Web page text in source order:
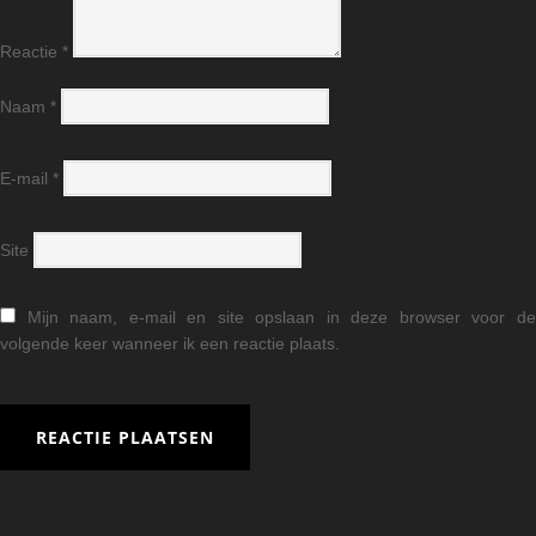
Reactie *
Naam *
E-mail *
Site
Mijn naam, e-mail en site opslaan in deze browser voor de
volgende keer wanneer ik een reactie plaats.